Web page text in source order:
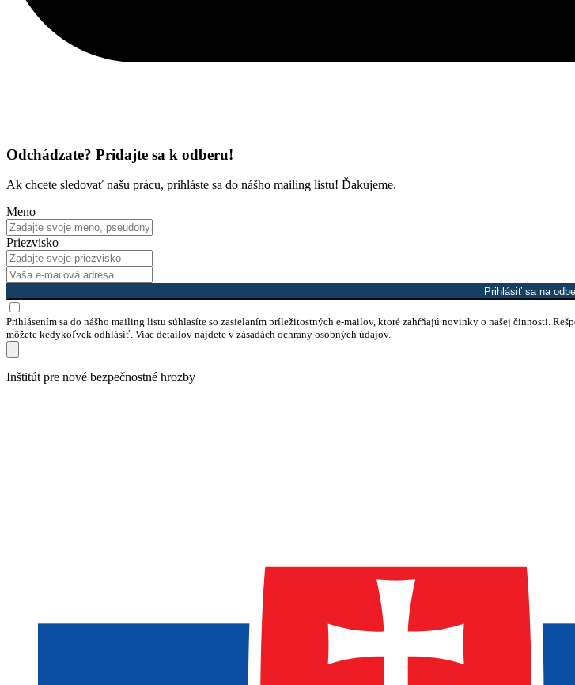
Odchádzate? Pridajte sa k odberu!
Ak chcete sledovať našu prácu, prihláste sa do nášho mailing listu! Ďakujeme.
Meno
Priezvisko
Prihlásiť sa na
Prihlásením sa do nášho mailing listu súhlasíte so zasielaním príležitostných e-mailov, ktoré zahŕňajú novinky o našej činnosti.
môžete kedykoľvek odhlásiť. Viac detailov nájdete v zásadách ochrany osobných údajov.
na
Inštitút pre nové bezpečnostné hrozby